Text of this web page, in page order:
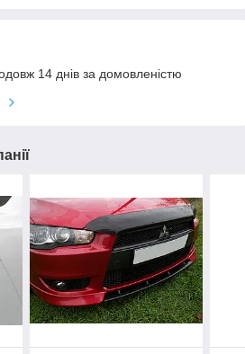
14 днів за домовленістю